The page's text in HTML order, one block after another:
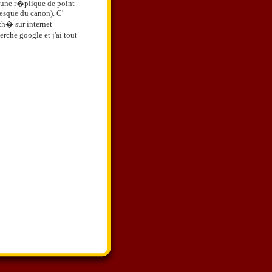
une r�plique de point
du canon). C'
sur internet
google et j'ai tout